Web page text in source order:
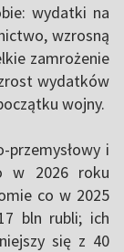
wydatki na
wzrosną
zamrożenie
wydatków
wojny.
i
w 2026 roku
co w 2025
bln rubli; ich
się z 40